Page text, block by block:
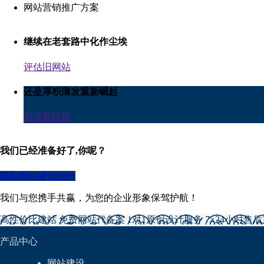
网站营销推广方案
继续在老套路中化作尘埃
评估旧网站
还是厚积薄发重新崛起
启动新征程
我们已经准备好了,你呢？
获取网站建设报价
我们与您携手共赢，为您的企业形象保驾护航！
高性价比建站 免费网站代备案 1对1原创设计服务 7×24小时售
产品中心